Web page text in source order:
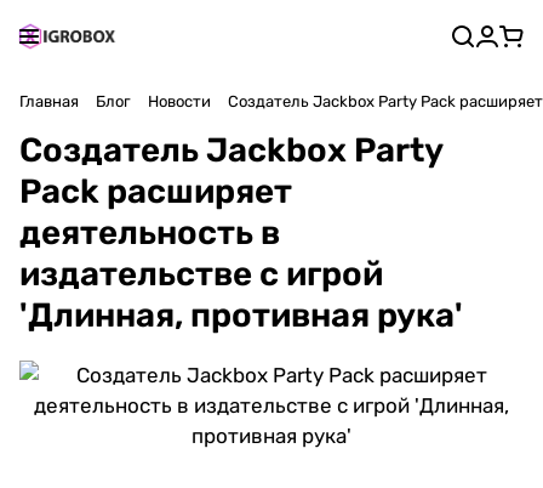
Главная Блог Новости Создатель Jackbox Party Pack
Создатель Jackbox Party
Pack расширяет
деятельность в
издательстве с игрой
'Длинная, противная рука'